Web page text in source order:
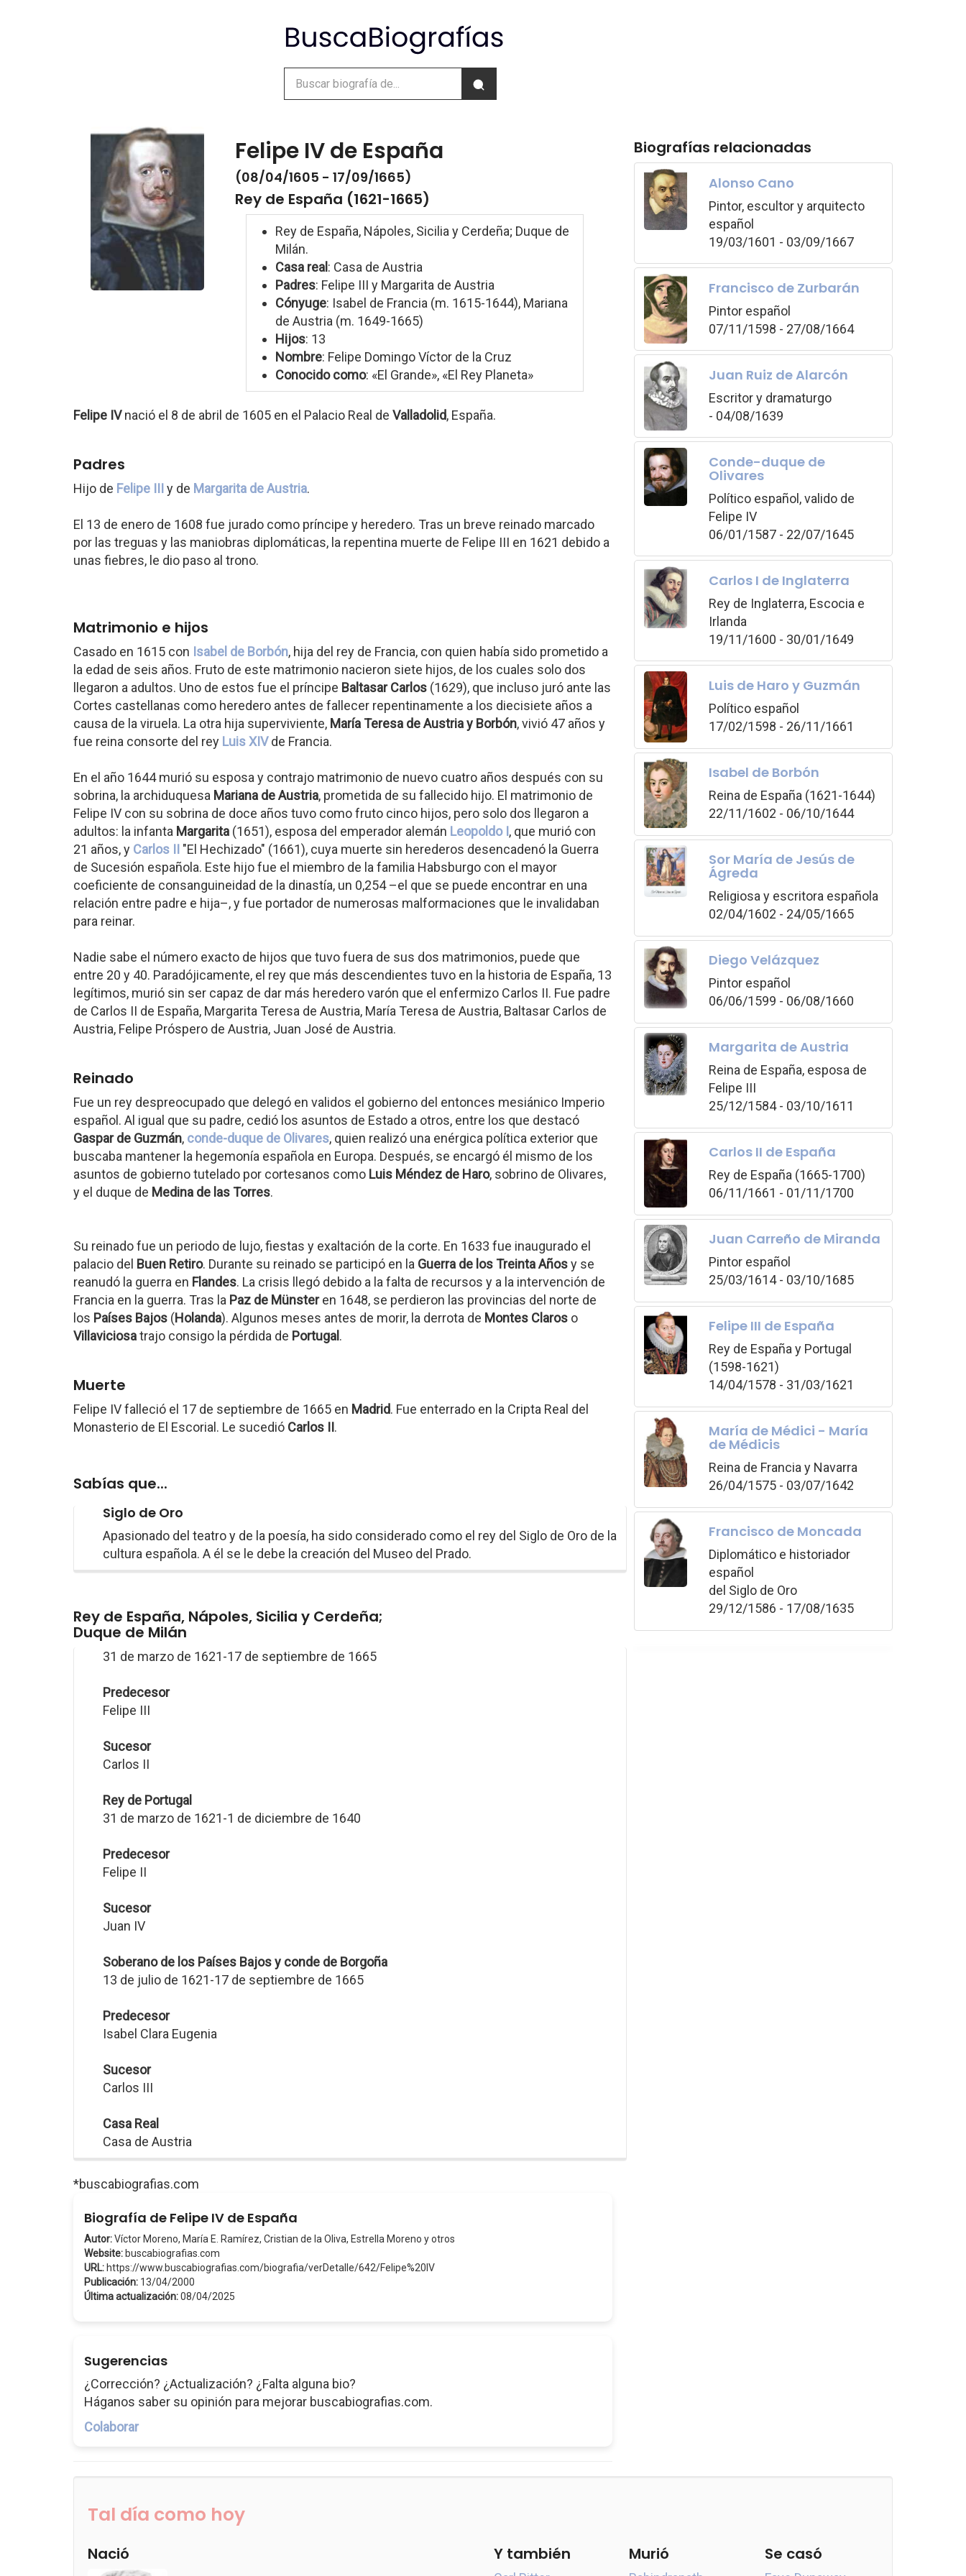
Felipe IV de España
(08/04/1605 - 17/09/1665)
Rey de España (1621-1665)
Rey de España, Nápoles, Sicilia y Cerdeña; Duque de
Milán.
Casa real : Casa de Austria
Padres: Felipe III y Margarita de Austria
Cónyuge: Isabel de Francia (m. 1615-1644), Mariana
de Austria (m. 1649-1665)
Hijos: 13
Nombre: Felipe Domingo Víctor de la Cruz
Conocido como: «El Grande», «El Rey Planeta»
Felipe IVnació el 8 de abril de 1605 en el Palacio Real de Valladolid, España.
Padres
Hijo de Felipe III y de Margarita de Austria.
El 13 de enero de 1608 fue jurado como príncipe y heredero. Tras un breve reinado marcado
por las treguas y las maniobras diplomáticas, la repentina muerte de Felipe III en 1621 debido a
unas fiebres, le dio paso al trono.
Matrimonio e hijos
Casado en 1615 con Isabel de Borbón, hija del rey de Francia, con quien había sido prometido a
la edad de seis años. Fruto de este matrimonio nacieron siete hijos, de los cuales solo dos
llegaron a adultos. Uno de estos fue el príncipe Baltasar Carlos (1629), que incluso juró ante las
Cortes castellanas como heredero antes de fallecer repentinamente a los diecisiete años a
causa de la viruela. La otra hija superviviente, María Teresa de Austria y Borbón, vivió 47 años y
fue reina consorte del rey Luis XIVde Francia.
En el año 1644 murió su esposa y contrajo matrimonio de nuevo cuatro años después con su
sobrina, la archiduquesa Mariana de Austria, prometida de su fallecido hijo. El matrimonio de
Felipe IV con su sobrina de doce años tuvo como fruto cinco hijos, pero solo dos llegaron a
adultos: la infanta Margarita (1651), esposa del emperador alemán Leopoldo I, que murió con
21 años, y Carlos II "El Hechizado" (1661), cuya muerte sin herederos desencadenó la Guerra
de Sucesión española. Este hijo fue el miembro de la familia Habsburgo con el mayor
coeficiente de consanguineidad de la dinastía, un 0,254 –el que se puede encontrar en una
relación entre padre e hija–, y fue portador de numerosas malformaciones que le invalidaban
para reinar.
Nadie sabe el número exacto de hijos que tuvo fuera de sus dos matrimonios, puede que
entre 20 y 40. Paradójicamente, el rey que más descendientes tuvo en la historia de España, 13
legítimos, murió sin ser capaz de dar más heredero varón que el enfermizo Carlos II. Fue padre
de Carlos II de España, Margarita Teresa de Austria, María Teresa de Austria, Baltasar Carlos de
Austria, Felipe Próspero de Austria, Juan José de Austria.
Reinado
Fue un rey despreocupado que delegó en validos el gobierno del entonces mesiánico Imperio
español. Al igual que su padre, cedió los asuntos de Estado a otros, entre los que destacó
Gaspar de Guzmán, conde-duque de Olivares, quien realizó una enérgica política exterior que
buscaba mantener la hegemonía española en Europa. Después, se encargó él mismo de los
asuntos de gobierno tutelado por cortesanos como Luis Méndez de Haro, sobrino de Olivares,
y el duque de Medina de las Torres.
Su reinado fue un periodo de lujo, fiestas y exaltación de la corte. En 1633 fue inaugurado el
palacio del Buen Retiro. Durante su reinado se participó en la Guerra de los Treinta Añosy se
reanudó la guerra en Flandes. La crisis llegó debido a la falta de recursos y a la intervención de
Francia en la guerra. Tras la Paz de Münsteren 1648, se perdieron las provincias del norte de
los Países Bajos (Holanda). Algunos meses antes de morir, la derrota de Montes Claros o
Villaviciosatrajo consigo la pérdida de Portugal .
Muerte
Felipe IV falleció el 17 de septiembre de 1665 en Madrid. Fue enterrado en la Cripta Real del
Monasterio de El Escorial. Le sucedió Carlos II.
Sabías que...
Siglo de Oro
Apasionado del teatro y de la poesía, ha sido considerado como el rey del Siglo de Oro de la
cultura española. A él se le debe la creación del Museo del Prado.
Rey de España, Nápoles, Sicilia y Cerdeña;
Duque de Milán
31 de marzo de 1621-17 de septiembre de 1665
Predecesor
Felipe III
Sucesor
Carlos II
Rey de Portugal
31 de marzo de 1621-1 de diciembre de 1640
Predecesor
Felipe II
Sucesor
Juan IV
Soberano de los Países Bajos y conde de Borgoña
13 de julio de 1621-17 de septiembre de 1665
Predecesor
Isabel Clara Eugenia
Sucesor
Carlos III
Casa Real
Casa de Austria
*buscabiografias.com
Biografía de Felipe IV de España
Autor:Víctor Moreno, María E. Ramírez, Cristian de la Oliva, Estrella Moreno y otros
Website: buscabiografias.com
URL: https://www.buscabiografias.com/biografia/verDetalle/642/Felipe%20IV
Publicación: 13/04/2000
Última actualización:08/04/2025
Sugerencias
¿Corrección? ¿Actualización? ¿Falta alguna bio?
Háganos saber su opinión para mejorar buscabiografias.com.
Colaborar
Biografías relacionadas
Alonso Cano
Pintor, escultor y arquitecto
español
19/03/1601 - 03/09/1667
Francisco de Zurbarán
Pintor español
07/11/1598 - 27/08/1664
Juan Ruiz de Alarcón
Escritor y dramaturgo
- 04/08/1639
Conde-duque de
Olivares
Político español, valido de
Felipe IV
06/01/1587 - 22/07/1645
Carlos I de Inglaterra
Rey de Inglaterra, Escocia e
Irlanda
19/11/1600 - 30/01/1649
Luis de Haro y Guzmán
Político español
17/02/1598 - 26/11/1661
Isabel de Borbón
Reina de España (1621-1644)
22/11/1602 - 06/10/1644
Sor María de Jesús de
Ágreda
Religiosa y escritora española
02/04/1602 - 24/05/1665
Diego Velázquez
Pintor español
06/06/1599 - 06/08/1660
Margarita de Austria
Reina de España, esposa de
Felipe III
25/12/1584 - 03/10/1611
Carlos II de España
Rey de España (1665-1700)
06/11/1661 - 01/11/1700
Juan Carreño de Miranda
Pintor español
25/03/1614 - 03/10/1685
Felipe III de España
Rey de España y Portugal
(1598-1621)
14/04/1578 - 31/03/1621
María de Médici - María
de Médicis
Reina de Francia y Navarra
26/04/1575 - 03/07/1642
Francisco de Moncada
Diplomático e historiador
español
del Siglo de Oro
29/12/1586 - 17/08/1635
Tal día como hoy
Nació Y también Murió Se casó